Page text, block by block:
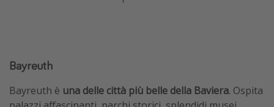
Bayreuth
Bayreuth è una delle città più belle della Baviera. Ospita